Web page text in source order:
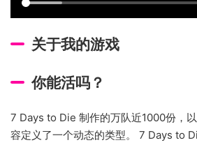
关于我的游戏
你能活吗？
7 Days to Die 制作的万队近1000份，
容定义了一个动态的类型。 7 Days to